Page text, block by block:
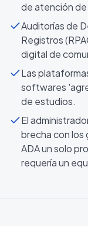
de atención de
Auditorías de
Registros
digital de
Las
softwares
de estudios.
El
brecha con los
ADA un solo
requería un